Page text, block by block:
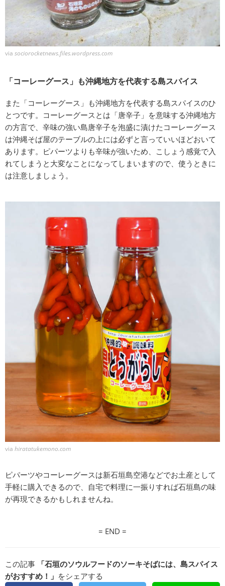
via sociorocketnews.files.wordpress.com
「コーレーグース」も沖縄地方を代表する島スパイス
また「コーレーグース」も沖縄地方を代表する島スパイスのひ
とつです。コーレーグースとは「唐辛子」を意味する沖縄地方
の方言で、辛味の強い島唐辛子を泡盛に漬けたコーレーグース
は沖縄そば屋のテーブルの上には必ずと言っていいほどおいて
あります。ピパーツよりも辛味が強いため、こしょう感覚で入
れてしまうと大変なことになってしまいますので、使うときに
は注意しましょう。
via hiratatukemono.com
ピパーツやコーレーグースは新石垣島空港などでお土産として
手軽に購入できるので、自宅で料理に一振りすれば石垣島の味
が再現できるかもしれませんね。
= END =
この記事
「石垣のソウルフードのソーキそばには、島スパイス
がおすすめ！」 をシェアする